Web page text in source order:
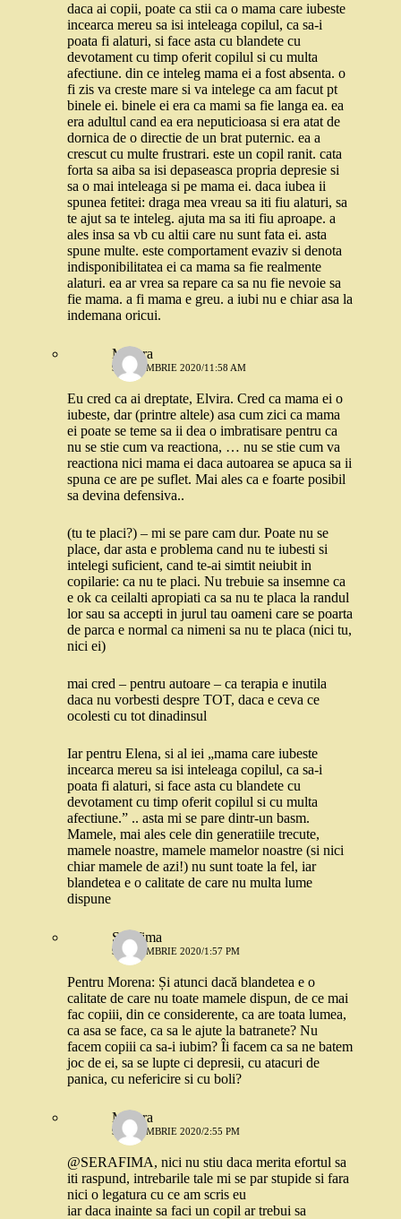
daca ai copii, poate ca stii ca o mama care iubeste
incearca mereu sa isi inteleaga copilul, ca sa-i
poata fi alaturi, si face asta cu blandete cu
devotament cu timp oferit copilul si cu multa
afectiune. din ce inteleg mama ei a fost absenta. o
fi zis va creste mare si va intelege ca am facut pt
binele ei. binele ei era ca mami sa fie langa ea. ea
era adultul cand ea era neputicioasa si era atat de
dornica de o directie de un brat puternic. ea a
crescut cu multe frustrari. este un copil ranit. cata
forta sa aiba sa isi depaseasca propria depresie si
sa o mai inteleaga si pe mama ei. daca iubea ii
spunea fetitei: draga mea vreau sa iti fiu alaturi, sa
te ajut sa te inteleg. ajuta ma sa iti fiu aproape. a
ales insa sa vb cu altii care nu sunt fata ei. asta
spune multe. este comportament evaziv si denota
indisponibilitatea ei ca mama sa fie realmente
alaturi. ea ar vrea sa repare ca sa nu fie nevoie sa
fie mama. a fi mama e greu. a iubi nu e chiar asa la
indemana oricui.
Morera
9 DECEMBRIE 2020/11:58 AM
Eu cred ca ai dreptate, Elvira. Cred ca mama ei o
iubeste, dar (printre altele) asa cum zici ca mama
ei poate se teme sa ii dea o imbratisare pentru ca
nu se stie cum va reactiona, … nu se stie cum va
reactiona nici mama ei daca autoarea se apuca sa ii
spuna ce are pe suflet. Mai ales ca e foarte posibil
sa devina defensiva..
(tu te placi?) – mi se pare cam dur. Poate nu se
place, dar asta e problema cand nu te iubesti si
intelegi suficient, cand te-ai simtit neiubit in
copilarie: ca nu te placi. Nu trebuie sa insemne ca
e ok ca ceilalti apropiati ca sa nu te placa la randul
lor sau sa accepti in jurul tau oameni care se poarta
de parca e normal ca nimeni sa nu te placa (nici tu,
nici ei)
mai cred – pentru autoare – ca terapia e inutila
daca nu vorbesti despre TOT, daca e ceva ce
ocolesti cu tot dinadinsul
Iar pentru Elena, si al iei „mama care iubeste
incearca mereu sa isi inteleaga copilul, ca sa-i
poata fi alaturi, si face asta cu blandete cu
devotament cu timp oferit copilul si cu multa
afectiune.” .. asta mi se pare dintr-un basm.
Mamele, mai ales cele din generatiile trecute,
mamele noastre, mamele mamelor noastre (si nici
chiar mamele de azi!) nu sunt toate la fel, iar
blandetea e o calitate de care nu multa lume
dispune
Serafima
9 DECEMBRIE 2020/1:57 PM
Pentru Morena: Și atunci dacă blandetea e o
calitate de care nu toate mamele dispun, de ce mai
fac copiii, din ce considerente, ca are toata lumea,
ca asa se face, ca sa le ajute la batranete? Nu
facem copiii ca sa-i iubim? Îi facem ca sa ne batem
joc de ei, sa se lupte ci depresii, cu atacuri de
panica, cu nefericire si cu boli?
Morera
9 DECEMBRIE 2020/2:55 PM
@SERAFIMA, nici nu stiu daca merita efortul sa
iti raspund, intrebarile tale mi se par stupide si fara
nici o legatura cu ce am scris eu
iar daca inainte sa faci un copil ar trebui sa